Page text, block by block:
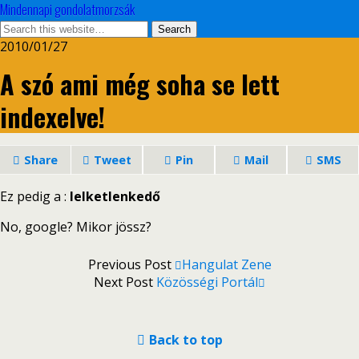
Mindennapi gondolatmorzsák
2010/01/27
A szó ami még soha se lett
indexelve!
Share Tweet Pin Mail SMS
Ez pedig a : lelketlenkedő
No, google? Mikor jössz?
Previous Post
Hangulat Zene
Next Post Közösségi Portál
Back to top